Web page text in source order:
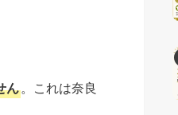
ん。これは奈良